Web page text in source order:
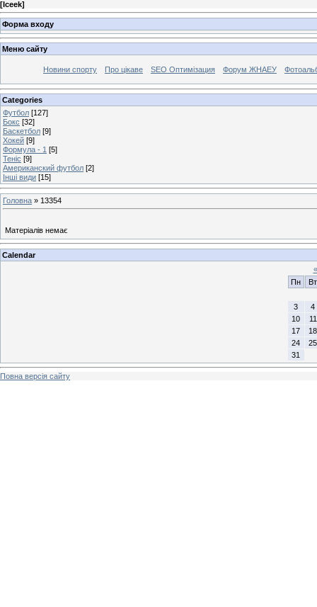
[Iceek]
Форма входу
Меню сайту
Новини спорту Про цікаве SEO Оптимізация Форум ЖНАЕУ
Categories
Футбол [127]
Бокс [32]
Баскетбол [9]
Хокей [9]
Формула - 1 [5]
Теніс [9]
Американский футбол [2]
Інші види [15]
Головна » 13354
Матеріалів немає
Calendar
«
Пн
Вт
3
4
10
11
17
18
24
25
31
Повна версія сайту